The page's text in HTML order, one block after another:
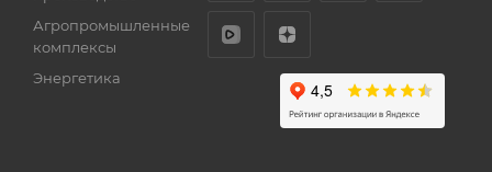
Агропромышленные
комплексы
Энергетика